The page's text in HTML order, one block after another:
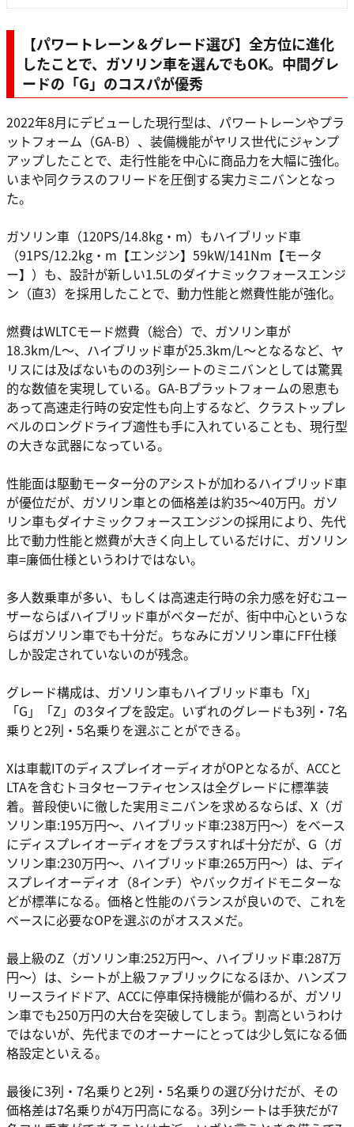
【パワートレーン＆グレード選び】全方位に進化
したことで、ガソリン車を選んでもOK。中間グレ
ードの「G」のコスパが優秀
2022年8月にデビューした現行型は、パワートレーンやプラ
ットフォーム（GA-B）、装備機能がヤリス世代にジャンプ
アップしたことで、走行性能を中心に商品力を大幅に強化。
いまや同クラスのフリードを圧倒する実力ミニバンとなっ
た。
ガソリン車（120PS/14.8kg・m）もハイブリッド車
（91PS/12.2kg・m【エンジン】59kW/141Nm【モータ
ー】）も、設計が新しい1.5Lのダイナミックフォースエンジ
ン（直3）を採用したことで、動力性能と燃費性能が強化。
燃費はWLTCモード燃費（総合）で、ガソリン車が
18.3km/L〜、ハイブリッド車が25.3km/L〜となるなど、ヤ
リスには及ばないものの3列シートのミニバンとしては驚異
的な数値を実現している。GA-Bプラットフォームの恩恵も
あって高速走行時の安定性も向上するなど、クラストップレ
ベルのロングドライブ適性も手に入れていることも、現行型
の大きな武器になっている。
性能面は駆動モーター分のアシストが加わるハイブリッド車
が優位だが、ガソリン車との価格差は約35〜40万円。ガソ
リン車もダイナミックフォースエンジンの採用により、先代
比で動力性能と燃費が大きく向上しているだけに、ガソリン
車=廉価仕様というわけではない。
多人数乗車が多い、もしくは高速走行時の余力感を好むユー
ザーならばハイブリッド車がベターだが、街中中心というな
らばガソリン車でも十分だ。ちなみにガソリン車にFF仕様
しか設定されていないのが残念。
グレード構成は、ガソリン車もハイブリッド車も「X」
「G」「Z」の3タイプを設定。いずれのグレードも3列・7名
乗りと2列・5名乗りを選ぶことができる。
Xは車載ITのディスプレイオーディオがOPとなるが、ACCと
LTAを含むトヨタセーフティセンスは全グレードに標準装
着。普段使いに徹した実用ミニバンを求めるならば、X（ガ
ソリン車:195万円〜、ハイブリッド車:238万円〜）をベース
にディスプレイオーディオをプラスすれば十分だが、G（ガ
ソリン車:230万円〜、ハイブリッド車:265万円〜）は、ディ
スプレイオーディオ（8インチ）やバックガイドモニターな
どが標準になる。価格と性能のバランスが良いので、これを
ベースに必要なOPを選ぶのがオススメだ。
最上級のZ（ガソリン車:252万円〜、ハイブリッド車:287万
円〜）は、シートが上級ファブリックになるほか、ハンズフ
リースライドドア、ACCに停車保持機能が備わるが、ガソリ
ン車でも250万円の大台を突破してしまう。割高というわけ
ではないが、先代までのオーナーにとっては少し気になる価
格設定といえる。
最後に3列・7名乗りと2列・5名乗りの選び分けだが、その
価格差は7名乗りが4万円高になる。3列シートは手狭だが7